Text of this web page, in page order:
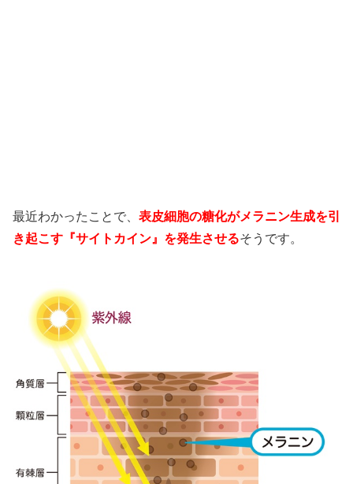
最近わかったことで、 表皮細胞の糖化がメラニン生成を引
き起こす『サイトカイン』を発生させるそうです。